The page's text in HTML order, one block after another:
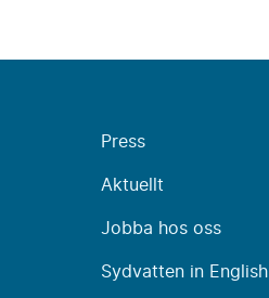
Press
Aktuellt
Jobba hos oss
Sydvatten in English